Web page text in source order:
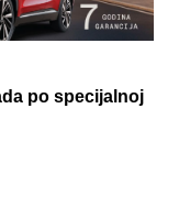
po specijalnoj